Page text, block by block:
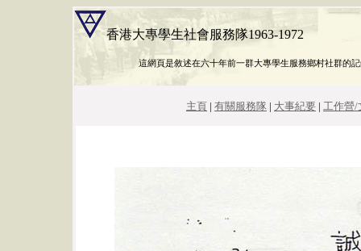
香港大專學生社會服務隊1963-1972
這網頁是敘述在六十年前一群大專學生服務鄉村社群的
主頁 | 有關服務隊 | 大事紀要 | 工作營/